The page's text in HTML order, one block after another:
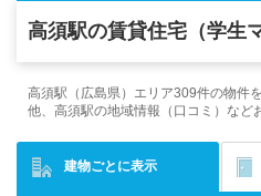
高須駅の賃貸住宅（学生
高須駅（広島県）エリア309件の物件
他、高須駅の地域情報（口コミ）など
建物ごとに表示